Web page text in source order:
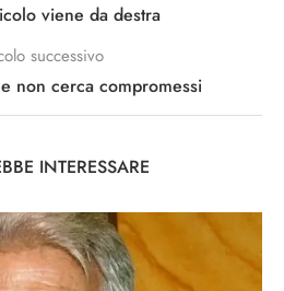
viene da destra
successivo
non cerca compromessi
INTERESSARE